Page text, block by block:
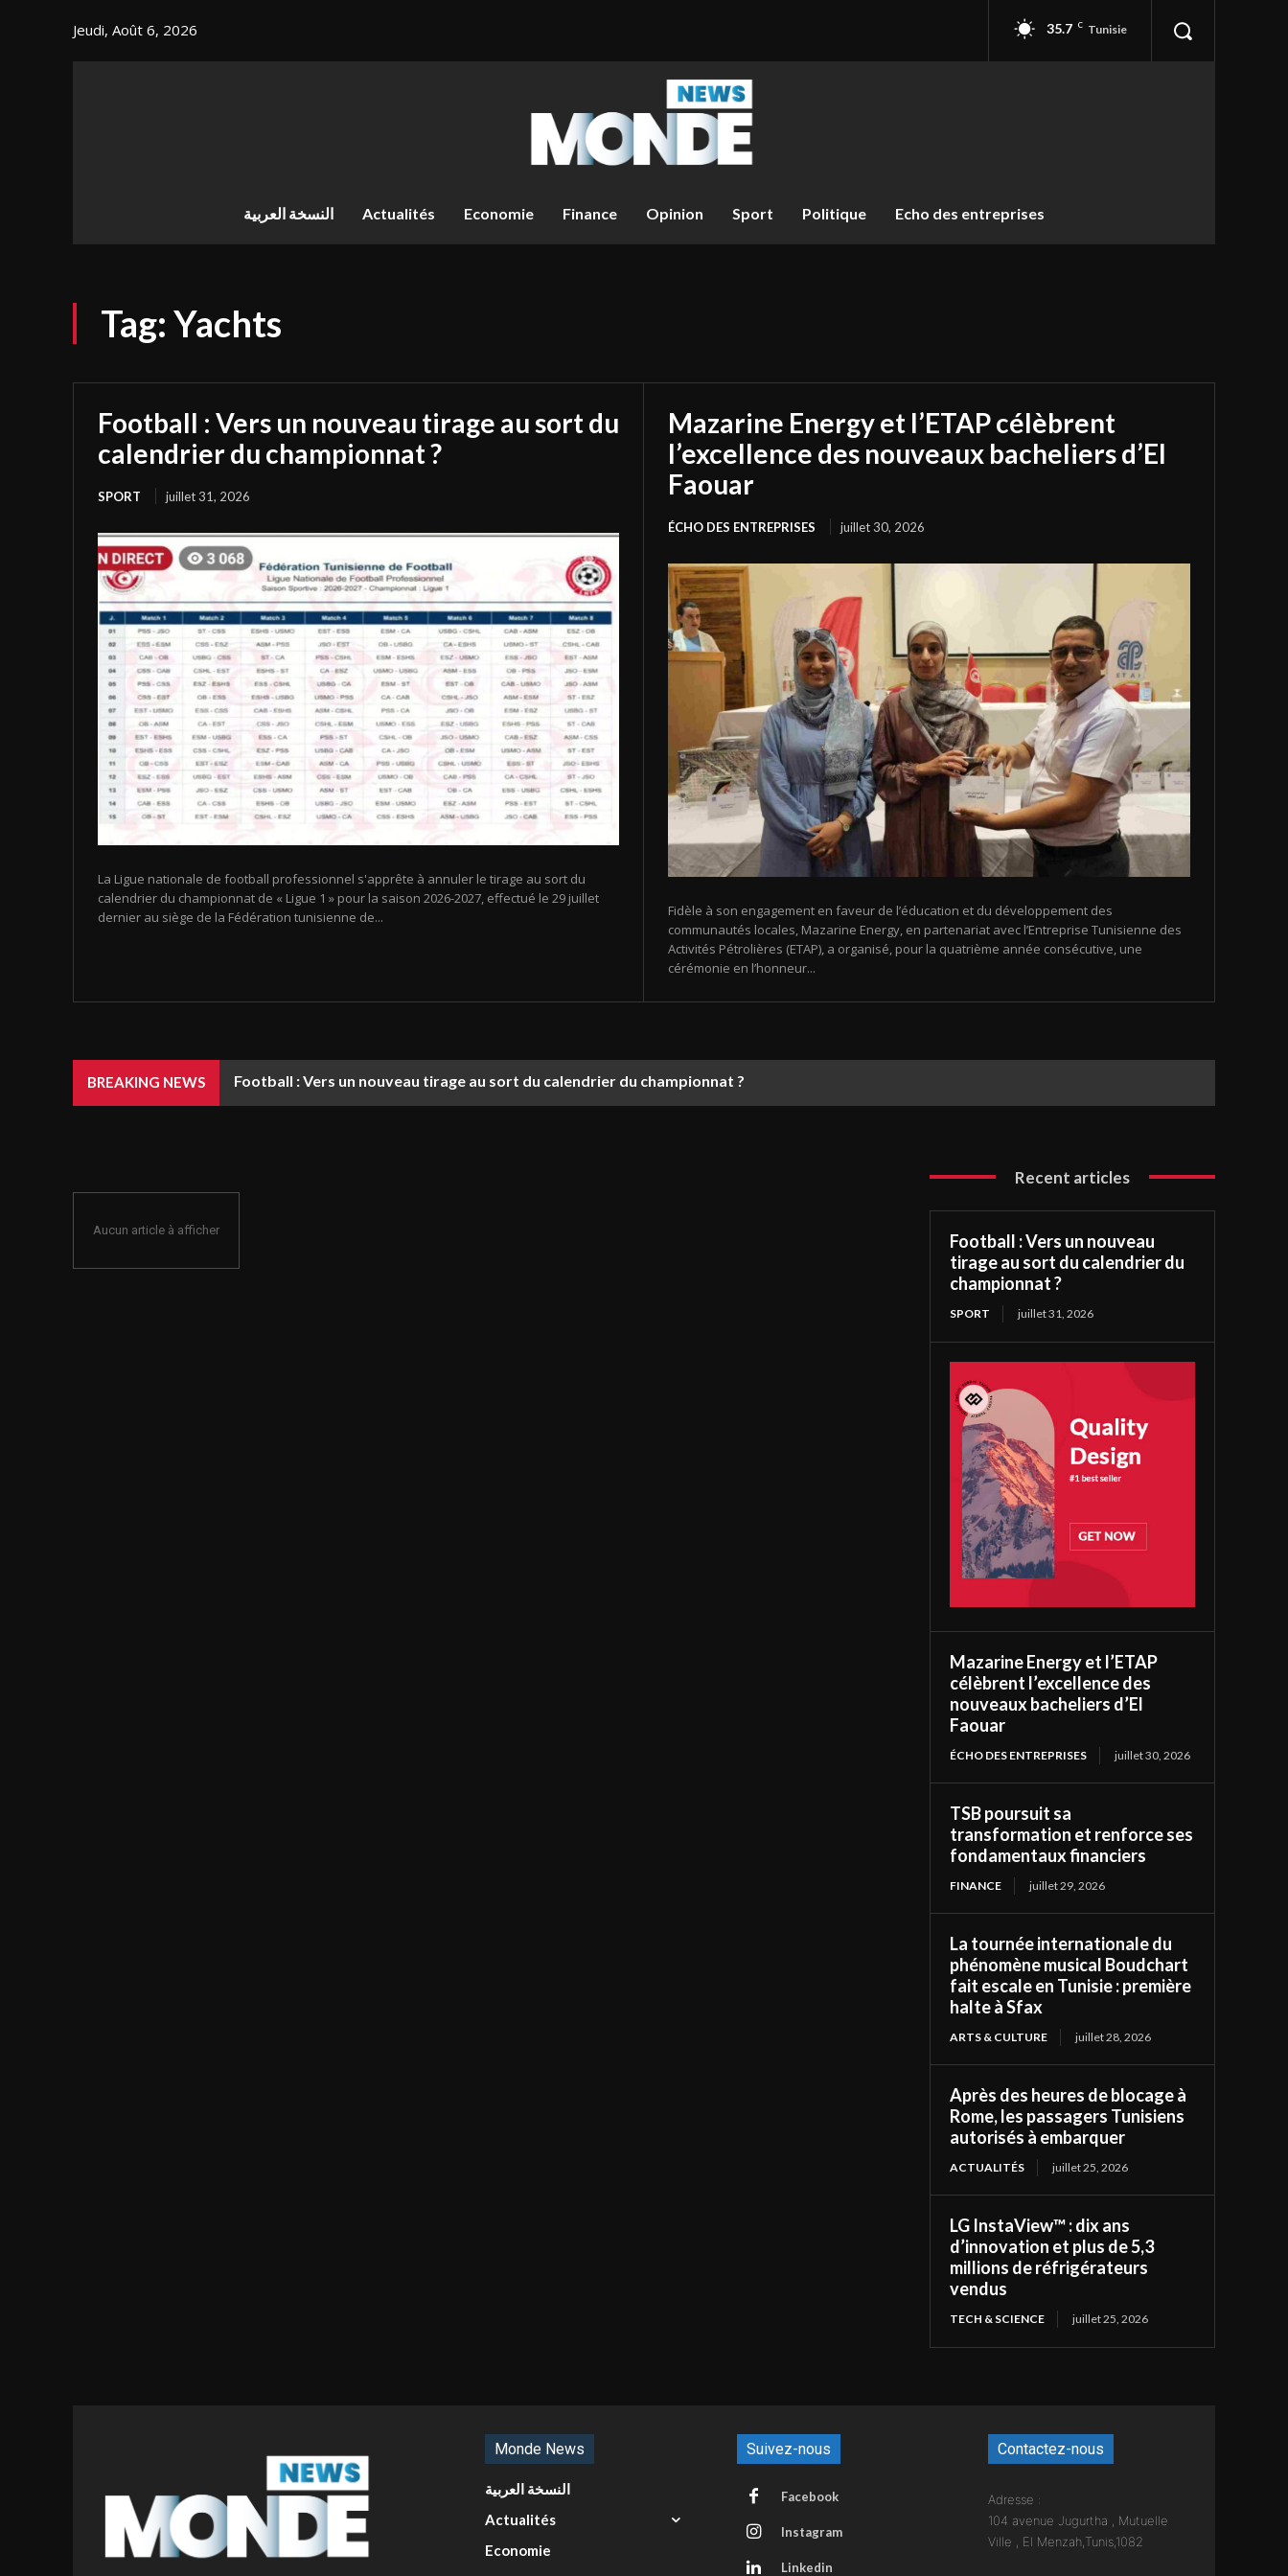
Jeudi, Août 6, 2026 35.7 C Tunisie
النسخة العربية Actualités Economie Finance Opinion Sport Politique Echo des entreprises
Tag:Yachts
Football : Vers un nouveau tirage au sort du
calendrier du championnat ?
SPORT juillet 31, 2026
La Ligue nationale de football professionnel s'apprête à annuler le tirage au sort du
calendrier du championnat de « Ligue 1 » pour la saison 2026-2027, effectué le 29 juillet
dernier au siège de la Fédération tunisienne de...
Mazarine Energy et l’ETAP célèbrent
l’excellence des nouveaux bacheliers d’El
Faouar
ÉCHO DES ENTREPRISES juillet 30, 2026
Fidèle à son engagement en faveur de l’éducation et du développement des
communautés locales, Mazarine Energy, en partenariat avec l’Entreprise Tunisienne des
Activités Pétrolières (ETAP), a organisé, pour la quatrième année consécutive, une
cérémonie en l’honneur...
BREAKING NEWS Football : Vers un nouveau tirage au sort du calendrier du championnat ?
Aucun article à afficher
Recent articles
Football : Vers un nouveau
tirage au sort du calendrier du
championnat ?
SPORT juillet 31, 2026
Mazarine Energy et l’ETAP
célèbrent l’excellence des
nouveaux bacheliers d’El
Faouar
ÉCHO DES ENTREPRISES juillet 30, 2026
TSB poursuit sa
transformation et renforce ses
fondamentaux financiers
FINANCE juillet 29, 2026
La tournée internationale du
phénomène musical Boudchart
fait escale en Tunisie : première
halte à Sfax
ARTS & CULTURE juillet 28, 2026
Après des heures de blocage à
Rome, les passagers Tunisiens
autorisés à embarquer
ACTUALITÉS juillet 25, 2026
LG InstaView™ : dix ans
d’innovation et plus de 5,3
millions de réfrigérateurs
vendus
TECH & SCIENCE juillet 25, 2026
Monde News
النسخة العربية
Actualités
Economie
Suivez-nous
Facebook
Instagram
Linkedin
Contactez-nous
Adresse :
104 avenue Jugurtha , Mutuelle
Ville , El Menzah,Tunis,1082